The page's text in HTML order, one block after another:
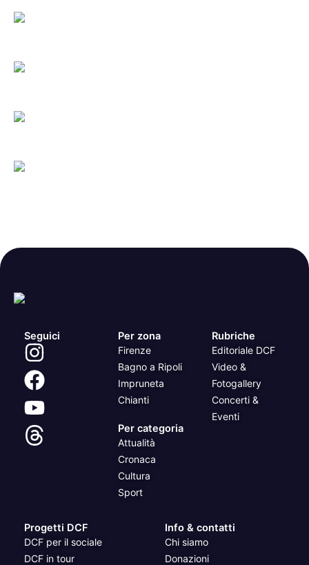
Seguici Per zona
Firenze
Bagno a Ripoli
Impruneta
Chianti
Per categoria
Attualità
Cronaca
Cultura
Sport
Rubriche
Editoriale DCF
Video &
Fotogallery
Concerti &
Eventi
Progetti DCF
DCF per il sociale
DCF in tour
Info & contatti
Chi siamo
Donazioni